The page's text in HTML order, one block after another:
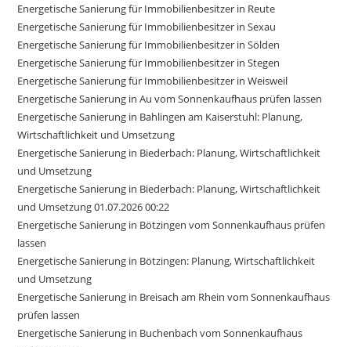
Energetische Sanierung für Immobilienbesitzer in Reute
Energetische Sanierung für Immobilienbesitzer in Sexau
Energetische Sanierung für Immobilienbesitzer in Sölden
Energetische Sanierung für Immobilienbesitzer in Stegen
Energetische Sanierung für Immobilienbesitzer in Weisweil
Energetische Sanierung in Au vom Sonnenkaufhaus prüfen lassen
Energetische Sanierung in Bahlingen am Kaiserstuhl: Planung,
Wirtschaftlichkeit und Umsetzung
Energetische Sanierung in Biederbach: Planung, Wirtschaftlichkeit
und Umsetzung
Energetische Sanierung in Biederbach: Planung, Wirtschaftlichkeit
und Umsetzung 01.07.2026 00:22
Energetische Sanierung in Bötzingen vom Sonnenkaufhaus prüfen
lassen
Energetische Sanierung in Bötzingen: Planung, Wirtschaftlichkeit
und Umsetzung
Energetische Sanierung in Breisach am Rhein vom Sonnenkaufhaus
prüfen lassen
Energetische Sanierung in Buchenbach vom Sonnenkaufhaus